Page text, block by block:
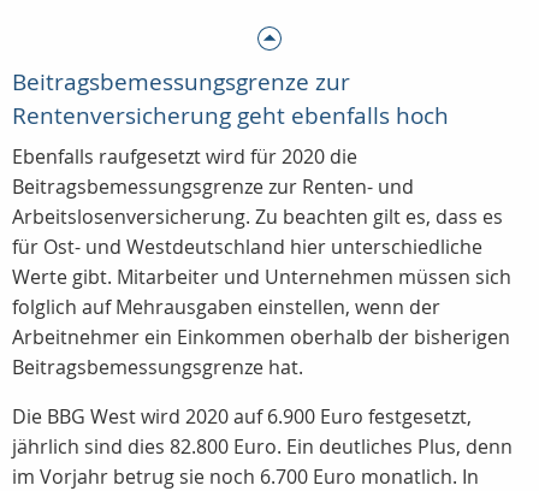
Beitragsbemessungsgrenze zur
Rentenversicherung geht ebenfalls hoch
Ebenfalls raufgesetzt wird für 2020 die
Beitragsbemessungsgrenze zur Renten- und
Arbeitslosenversicherung. Zu beachten gilt es, dass es
für Ost- und Westdeutschland hier unterschiedliche
Werte gibt. Mitarbeiter und Unternehmen müssen sich
folglich auf Mehrausgaben einstellen, wenn der
Arbeitnehmer ein Einkommen oberhalb der bisherigen
Beitragsbemessungsgrenze hat.
Die BBG West wird 2020 auf 6.900 Euro festgesetzt,
jährlich sind dies 82.800 Euro. Ein deutliches Plus, denn
im Vorjahr betrug sie noch 6.700 Euro monatlich. In